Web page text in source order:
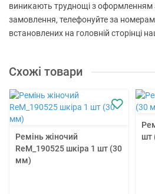
виникають труднощі з оформленням
замовлення, телефонуйте за
встановлених на головній сторінці
Схожі товари
Ремінь жіночий
ReM_190525 шкіра 1 шт (30
мм)
шт